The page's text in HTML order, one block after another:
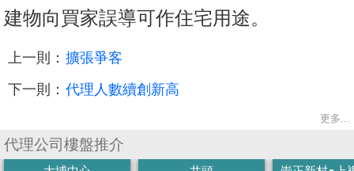
建物向買家誤導可作住宅用途。
上一則： 擴張爭客
下一則： 代理人數續創新高
更多...
代理公司樓盤推介